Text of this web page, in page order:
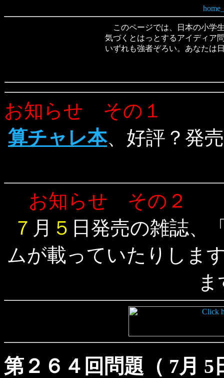
このページでは、日本の小学
気づくとはっとするアイディア
いずれも強者ぞろい。あなたは
お知らせ その１
算チャレ本、好評？発
お知らせ その２
７ 月 ５ 日発売の雑誌、
ムが載っていたりしま
第２６４回問題（ 7月 5